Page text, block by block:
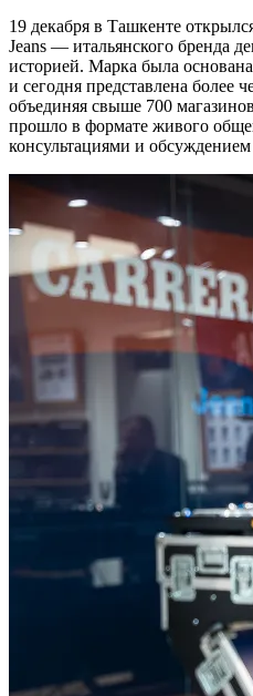
19 декабря в Ташкенте
Jeans — итальянского бренда
историей. Марка была
и сегодня представлена более
объединяя свыше 700
прошло в формате живого
консультациями и